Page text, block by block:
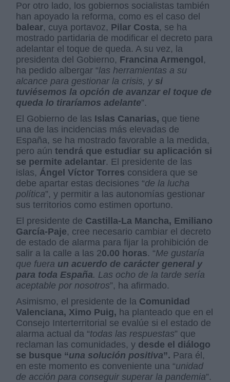
Por otro lado, los gobiernos socialistas también
han apoyado la reforma, como es el caso del
balear, cuya portavoz, Pilar Costa, se ha
mostrado partidaria de modificar el decreto para
adelantar el toque de queda. A su vez, la
presidenta del Gobierno, Francina Armengol ,
ha pedido albergar “las herramientas a su
alcance para gestionar la crisis, y si
tuviésemos la opción de avanzar el toque de
queda lo tiraríamos adelante”.
El Gobierno de las Islas Canarias, que tiene
una de las incidencias más elevadas de
España, se ha mostrado favorable a la medida,
pero aúntendrá que estudiar su aplicación si
se permite adelantar. El presidente de las
islas, Ángel Víctor Torres considera que se
debe apartar estas decisiones “de la lucha
política”, y permitir a las autonomías gestionar
sus territorios como estimen oportuno.
El presidente de Castilla-La Mancha, Emiliano
García-Paje, cree necesario cambiar el decreto
de estado de alarma para fijar la prohibición de
salir a la calle a las 20.00 horas. “Me gustaría
que fuera un acuerdo de carácter general y
para toda España. Las ocho de la tarde sería
aceptable por nosotros”, ha afirmado.
Asimismo, el presidente de la Comunidad
Valenciana, Ximo Puig, ha planteado que en el
Consejo Interterritorial se evalúe si el estado de
alarma actual da “todas las respuestas” que
reclaman las comunidades, y desde el diálogo
se busque “una solución positiva”. Para él,
en este momento es conveniente una “unidad
de acción para conseguir superar la pandemia”.